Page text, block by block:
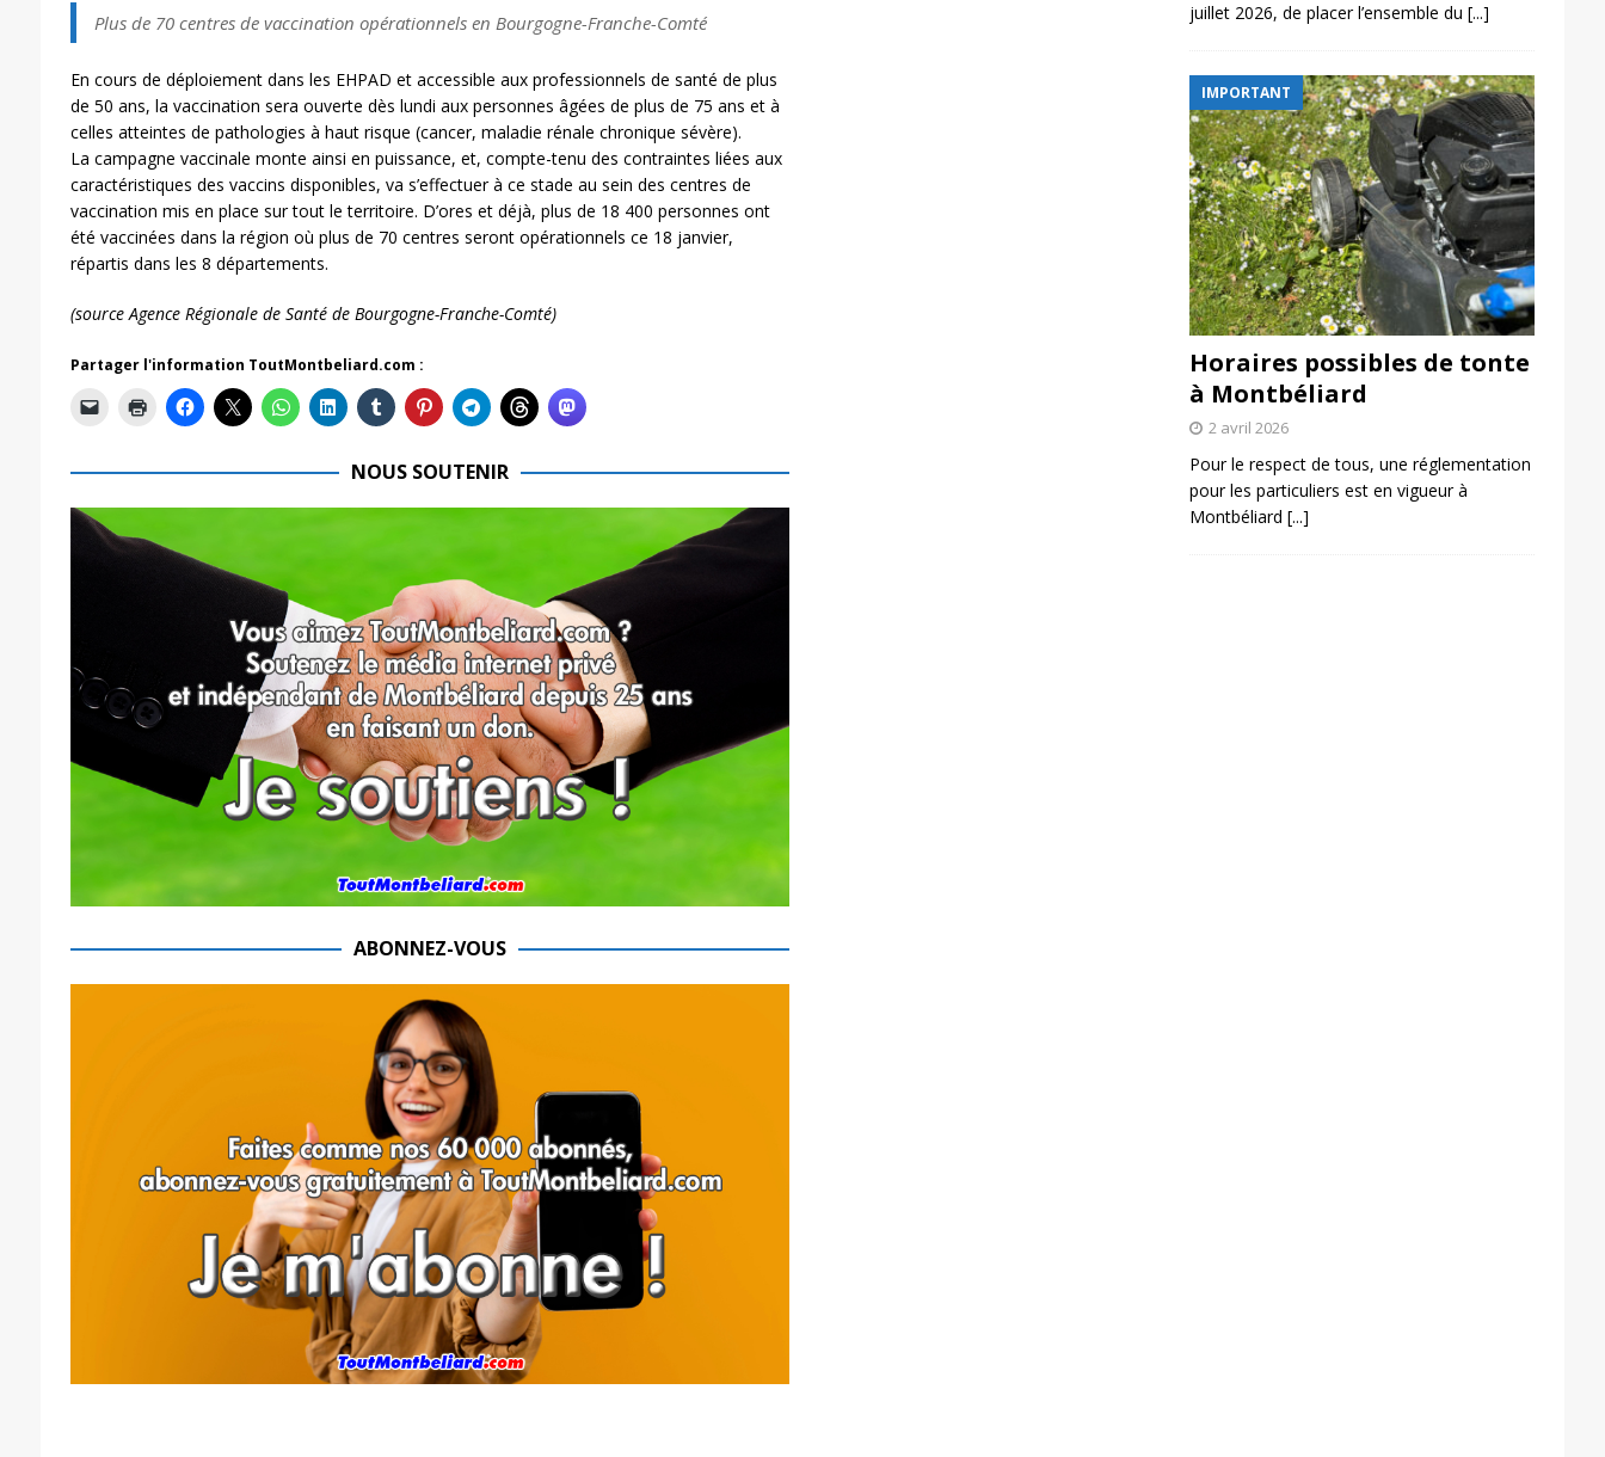
Plus de 70 centres de vaccination opérationnels en Bourgogne-Franche-Comté
En cours de déploiement dans les EHPAD et accessible aux professionnels de santé de plus
de 50 ans, la vaccination sera ouverte dès lundi aux personnes âgées de plus de 75 ans et à
celles atteintes de pathologies à haut risque (cancer, maladie rénale chronique sévère).
La campagne vaccinale monte ainsi en puissance, et, compte-tenu des contraintes liées aux
caractéristiques des vaccins disponibles, va s’effectuer à ce stade au sein des centres de
vaccination mis en place sur tout le territoire. D’ores et déjà, plus de 18 400 personnes ont
été vaccinées dans la région où plus de 70 centres seront opérationnels ce 18 janvier,
répartis dans les 8 départements.
(source Agence Régionale de Santé de Bourgogne-Franche-Comté)
Partager l'information ToutMontbeliard.com :
NOUS SOUTENIR
ABONNEZ-VOUS
juillet 2026, de placer l’ensemble du [...]
IMPORTANT
Horaires possibles de tonte
à Montbéliard
2 avril 2026
Pour le respect de tous, une réglementation
pour les particuliers est en vigueur à
Montbéliard [...]